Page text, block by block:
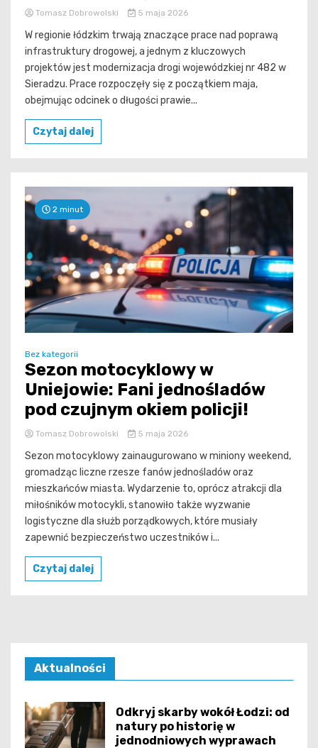
Tomasz Dobrowolski 5 maja 2026
W regionie łódzkim trwają znaczące prace nad poprawą
infrastruktury drogowej, a jednym z kluczowych
projektów jest modernizacja drogi wojewódzkiej nr 482 w
Sieradzu. Prace rozpoczęły się z początkiem maja,
obejmując odcinek o długości prawie...
Czytaj dalej
2 minut
Bez kategorii
Sezon motocyklowy w
Uniejowie: Fani jednośladów
pod czujnym okiem policji!
Tomasz Dobrowolski 5 maja 2026
Sezon motocyklowy zainaugurowano w miniony weekend,
gromadząc liczne rzesze fanów jednośladów oraz
mieszkańców miasta. Wydarzenie to, oprócz atrakcji dla
miłośników motocykli, stanowiło także wyzwanie
logistyczne dla służb porządkowych, które musiały
zapewnić bezpieczeństwo uczestników i...
Czytaj dalej
Aktualności
Odkryj skarby wokół Łodzi: od
natury po historię w
jednodniowych wyprawach